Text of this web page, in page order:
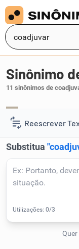
Reescrever
Resumir Texto
Corrigir Texto
Detector de IA
Humanizador
Sinônimo
11 sinônimos de